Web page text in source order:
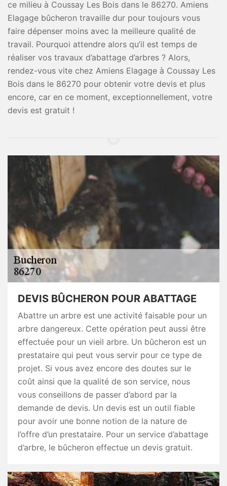
ce milieu à Coussay Les Bois dans le 86270. Amiens
Elagage bûcheron travaille dur pour toujours vous
faire dépenser moins avec la meilleure qualité de
travail. Pourquoi attendre alors qu’il est temps de
réaliser vos travaux d’abattage d’arbres ? Alors,
rendez-vous vite chez Amiens Elagage à Coussay Les
Bois dans le 86270 pour obtenir votre devis et plus
encore, car en ce moment, exceptionnellement, votre
devis est gratuit !
DEVIS BÛCHERON POUR ABATTAGE
Abattre un arbre est une activité faisable pour un
arbre dangereux. Cette opération peut aussi être
effectuée pour un vieil arbre. Un bûcheron est un
prestataire qui peut vous servir pour ce type de
projet. Si vous avez encore des doutes sur le
coût ainsi que la qualité de son service, nous
vous conseillons de passer d’abord par la
demande de devis. Un devis est un outil fiable
pour avoir une bonne notion de la nature de
l’offre d’un prestataire. Pour un service d’abattage
d’arbre, le bûcheron effectue un devis gratuit.